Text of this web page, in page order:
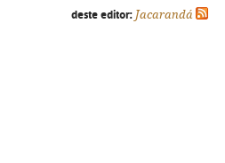
deste editor: Jacarandá